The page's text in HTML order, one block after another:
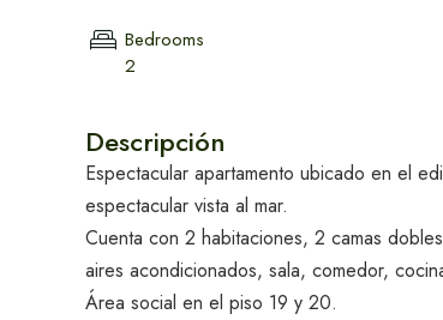
Bedrooms
2
Descripción
Espectacular apartamento ubicado en el
espectacular vista al mar.
Cuenta con 2 habitaciones, 2 camas
aires acondicionados, sala, comedor,
Área social en el piso 19 y 20.